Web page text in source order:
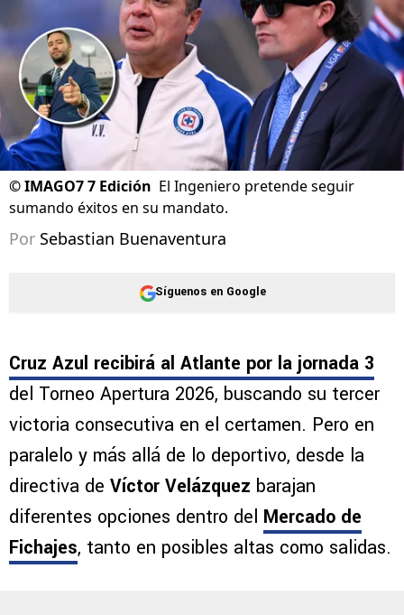
©IMAGO7 7 Edición El Ingeniero pretende seguir
sumando éxitos en su mandato.
Por Sebastian Buenaventura
Síguenos en Google
Cruz Azul recibirá al Atlante por la jornada 3
del Torneo Apertura 2026, buscando su tercer
victoria consecutiva en el certamen. Pero en
paralelo y más allá de lo deportivo, desde la
directiva de Víctor Velázquez barajan
diferentes opciones dentro del Mercado de
Fichajes, tanto en posibles altas como salidas.